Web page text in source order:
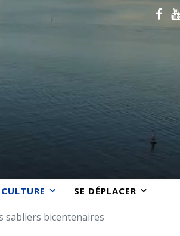
SE DÉPLACER
sabliers bicentenaires